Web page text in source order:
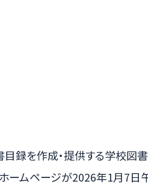
録を作成・提供する学校図
ームページが2026年1月7日